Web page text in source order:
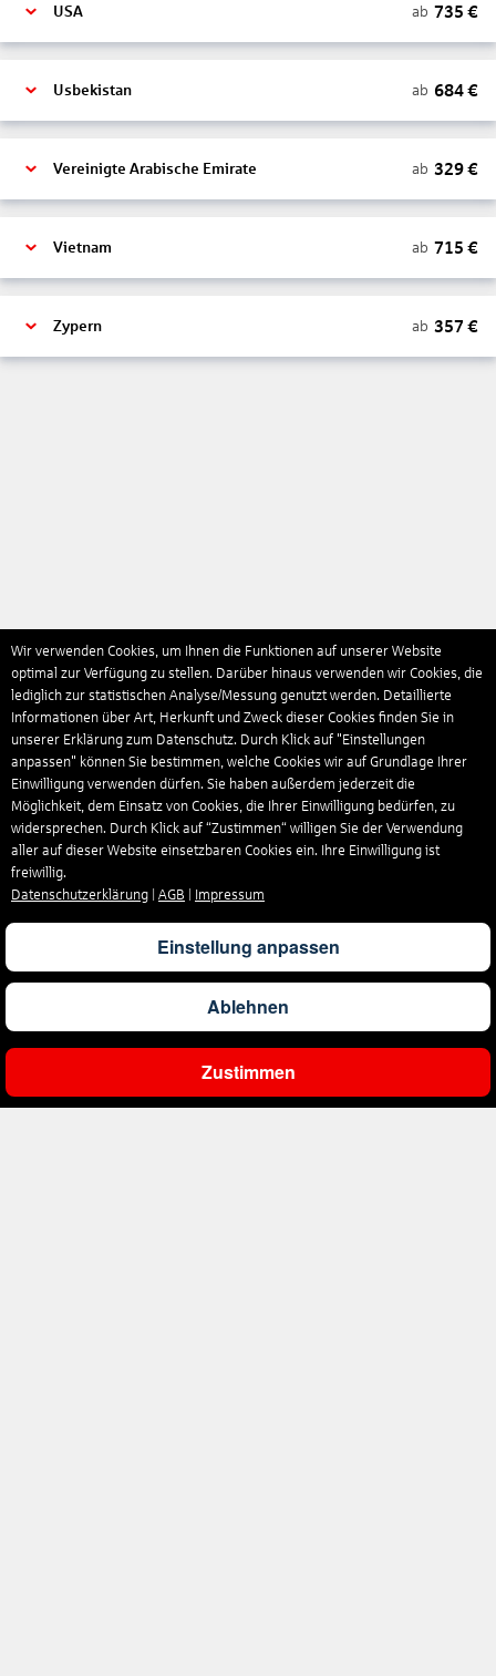
Ergebnisse filtern
USA ab 735 €
Usbekistan ab 684€
Vereinigte Arabische Emirate ab 329€
Vietnam ab 715 €
Zypern ab 357 €
Wir verwenden Cookies, um Ihnen die Funktionen auf unserer Website
optimal zur Verfügung zu stellen. Darüber hinaus verwenden wir Cookies, die
lediglich zur statistischen Analyse/Messung genutzt werden. Detaillierte
Informationen über Art, Herkunft und Zweck dieser Cookies finden Sie in
unserer Erklärung zum Datenschutz. Durch Klick auf "Einstellungen
anpassen" können Sie bestimmen, welche Cookies wir auf Grundlage Ihrer
Einwilligung verwenden dürfen. Sie haben außerdem jederzeit die
Möglichkeit, dem Einsatz von Cookies, die Ihrer Einwilligung bedürfen, zu
widersprechen. Durch Klick auf “Zustimmen“ willigen Sie der Verwendung
aller auf dieser Website einsetzbaren Cookies ein. Ihre Einwilligung ist
freiwillig.
Datenschutzerklärung
AGB Impressum
Einstellung anpassen
Ablehnen
Zustimmen